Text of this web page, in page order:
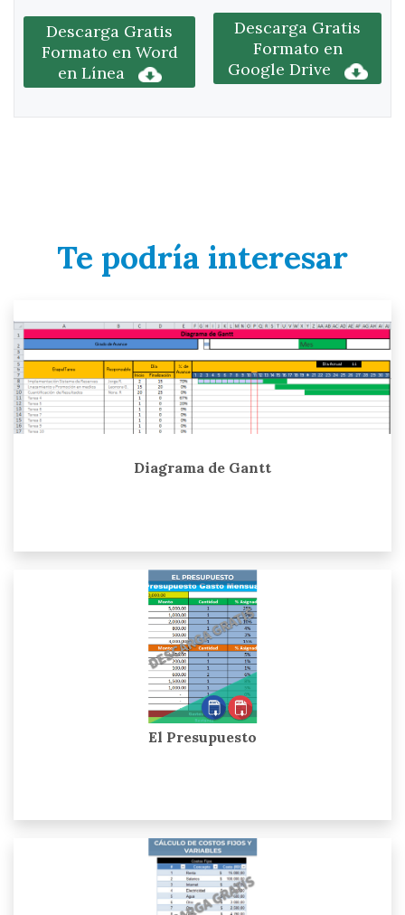
Descarga Gratis
Formato en Word
en Línea
Descarga Gratis
Formato en
Google Drive
Te podría interesar
Diagrama de Gantt
El Presupuesto